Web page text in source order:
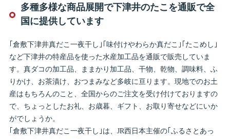
多種多様な商品展開で下津井のたこを通販で全
国に提供しています
｢倉敷下津井真だこ一夜干し｣｢味付けやわらか真だこ｣｢たこめし｣
など下津井の特産品を使った水産加工品を通販で販売していま
す。真ダコの加工品、ままかり加工品、干物、乾物、調味料、ふ
りかけ、お茶漬け、おつまみなど多岐に亘ります。現地でのお土
産はもちろんのこと、全国からのご注文を受け付けておりますの
で、ちょっとしたお礼、お歳暮、ギフト、お取り寄せなどにいか
がでしょうか。
｢倉敷下津井真だこ一夜干し｣は、JR西日本主催の｢ふるさとあっ